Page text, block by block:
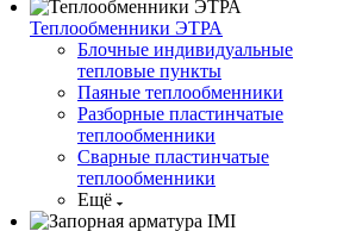
Теплообменники ЭТРА
Блочные индивидуальные
тепловые пункты
Паяные теплообменники
Разборные пластинчатые
теплообменники
Сварные пластинчатые
теплообменники
Ещё